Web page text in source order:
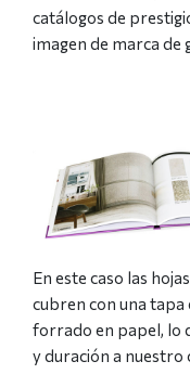
catálogos de
imagen de marca de
En este caso las
cubren con una
forrado en papel, lo
y duración a nuestro